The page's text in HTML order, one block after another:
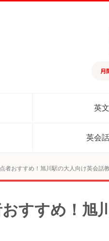
英
英会
者おすすめ！旭川駅の大人向け英会話
すすめ！旭